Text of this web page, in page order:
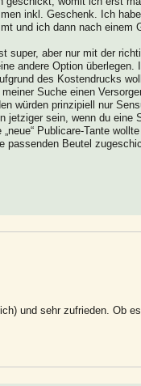
inkl. Geschenk. Ich
und ich dann nach einem
super, aber nur mit der
andere Option
des Kostendrucks
Suche einen
würden prinzipiell nur
jetziger sein, wenn du eine
Publicare-Tante
passenden Beutel
und sehr zufrieden. Ob